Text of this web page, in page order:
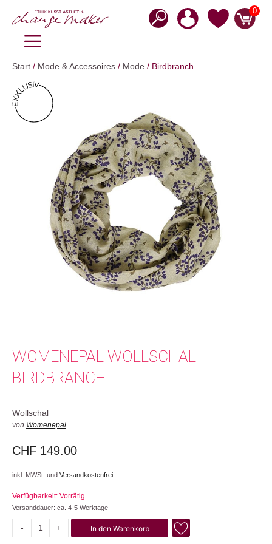
Inhalt
0
MENÜ
Start / Mode & Accessoires / Mode / Birdbranch
WOMENEPAL WOLLSCHAL
BIRDBRANCH
Wollschal
von Womenepal
CHF 149.00
inkl. MWSt. und Versandkostenfrei
Verfügbarkeit: Vorrätig
Versanddauer: ca. 4-5 Werktage
-
Birdbranch
+ In den Warenkorb